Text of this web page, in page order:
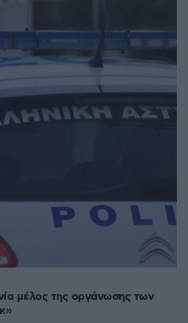
μέλος της οργάνωσης των